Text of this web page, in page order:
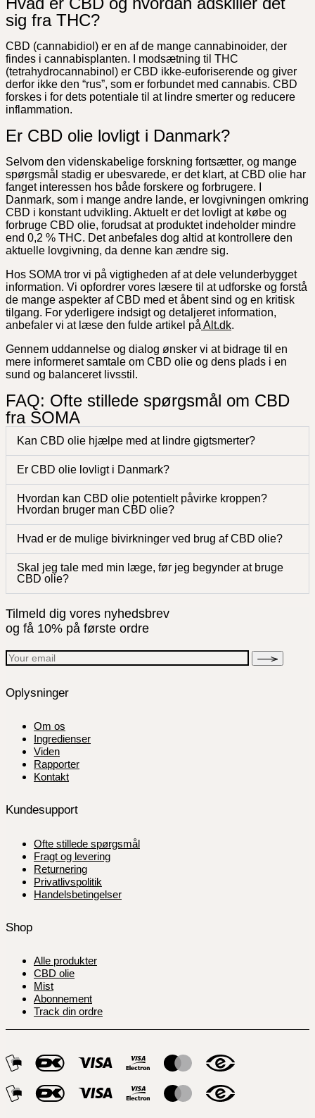
sig fra THC?
CBD (cannabidiol) er en af de mange cannabinoider, der
findes i cannabisplanten. I modsætning til THC
(tetrahydrocannabinol) er CBD ikke-euforiserende og giver
derfor ikke den “rus”, som er forbundet med cannabis. CBD
forskes i for dets potentiale til at lindre smerter og reducere
inflammation.
Er CBD olie lovligt i Danmark?
Selvom den videnskabelige forskning fortsætter, og mange
spørgsmål stadig er ubesvarede, er det klart, at CBD olie har
fanget interessen hos både forskere og forbrugere. I
Danmark, som i mange andre lande, er lovgivningen omkring
CBD i konstant udvikling. Aktuelt er det lovligt at købe og
forbruge CBD olie, forudsat at produktet indeholder mindre
end 0,2 % THC. Det anbefales dog altid at kontrollere den
aktuelle lovgivning, da denne kan ændre sig.
Hos SOMA tror vi på vigtigheden af at dele velunderbygget
information. Vi opfordrer vores læsere til at udforske og forstå
de mange aspekter af CBD med et åbent sind og en kritisk
tilgang. For yderligere indsigt og detaljeret information,
anbefaler vi at læse den fulde artikel på Alt.dk.
Gennem uddannelse og dialog ønsker vi at bidrage til en
mere informeret samtale om CBD olie og dens plads i en
sund og balanceret livsstil.
FAQ: Ofte stillede spørgsmål om CBD
fra SOMA
Kan CBD olie hjælpe med at lindre gigtsmerter?
Er CBD olie lovligt i Danmark?
Hvordan kan CBD olie potentielt påvirke kroppen?
Hvordan bruger man CBD olie?
Hvad er de mulige bivirkninger ved brug af CBD olie?
Skal jeg tale med min læge, før jeg begynder at bruge
CBD olie?
Tilmeld dig vores nyhedsbrev
og få 10% på første ordre
Oplysninger
Om os
Ingredienser
Viden
Rapporter
Kontakt
Kundesupport
Ofte stillede spørgsmål
Fragt og levering
Returnering
Privatlivspolitik
Handelsbetingelser
Shop
Alle produkter
CBD olie
Mist
Abonnement
Track din ordre